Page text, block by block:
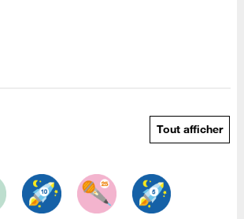
Tout afficher